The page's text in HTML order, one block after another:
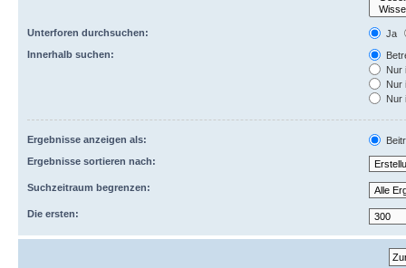
Unterforen durchsuchen:
Ja
Innerhalb suchen:
Nur
Nur
Nur
Ergebnisse anzeigen als:
Ergebnisse sortieren nach:
Suchzeitraum begrenzen:
Die ersten: